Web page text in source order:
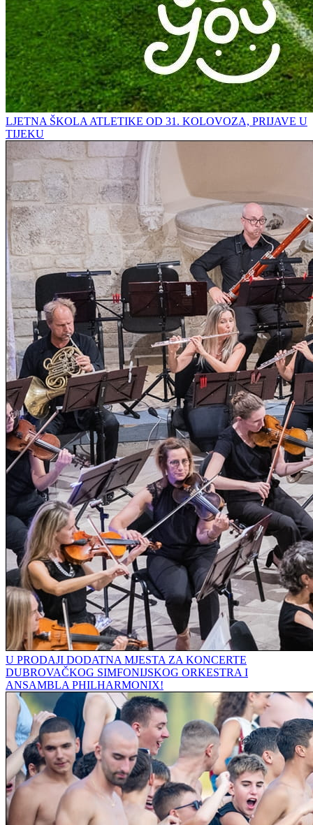
LJETNA ŠKOLA ATLETIKE OD 31. KOLOVOZA, PRIJAVE U
TIJEKU
U PRODAJI DODATNA MJESTA ZA KONCERTE
DUBROVAČKOG SIMFONIJSKOG ORKESTRA I
ANSAMBLA PHILHARMONIX!